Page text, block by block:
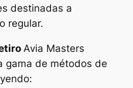
destinadas a
regular.
Avia Masters
gama de métodos de